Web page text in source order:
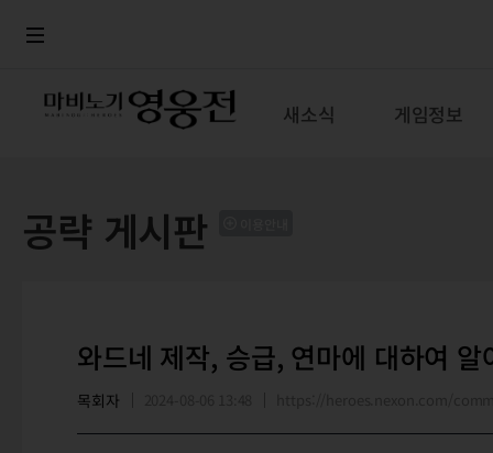
새소식 게임정보
공략 게시판
와드네 제작, 승급, 연마에 대하여 알
목회자